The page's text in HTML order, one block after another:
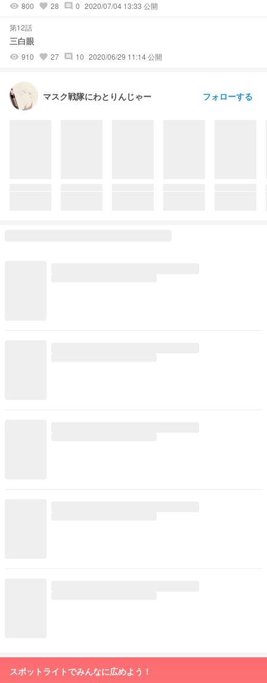
visibility 800 favorite 28 comment 0 2020/07/04 13:33 公開
第12話
三白眼
visibility 910 favorite 27 comment 10 2020/06/29 11:14 公開
マスク戦隊にわとりんじゃー フォローする
スポットライトでみんなに広めよう！